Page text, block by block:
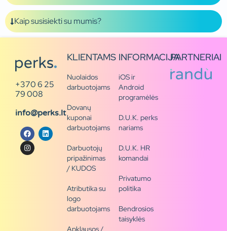
Kaip susisiekti su mumis?
+370 6 25
79 008
info@perks.lt
KLIENTAMS
Nuolaidos
darbuotojams
Dovanų
kuponai
darbuotojams
Darbuotojų
pripažinimas
/ KUDOS
Atributika su
logo
darbuotojams
INFORMACIJA
iOS ir
Android
programėlės
D.U.K. perks
nariams
D.U.K. HR
komandai
Privatumo
politika
Bendrosios
taisyklės
PARTNERIAI